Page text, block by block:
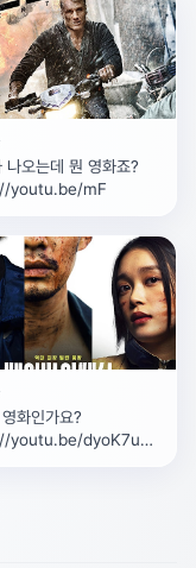
나오는데 뭔 영화죠?
youtu.be/mF
화인가요?
youtu.be/dyoK7uFa7xc?